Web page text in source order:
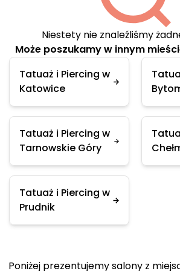
Niestety nie znaleźliśmy
Może poszukamy w innym
Tatuaż i Piercing w
Katowice
Tatuaż i Piercing w
Tarnowskie Góry
Tatuaż i Piercing w
Prudnik
Poniżej prezentujemy salony z